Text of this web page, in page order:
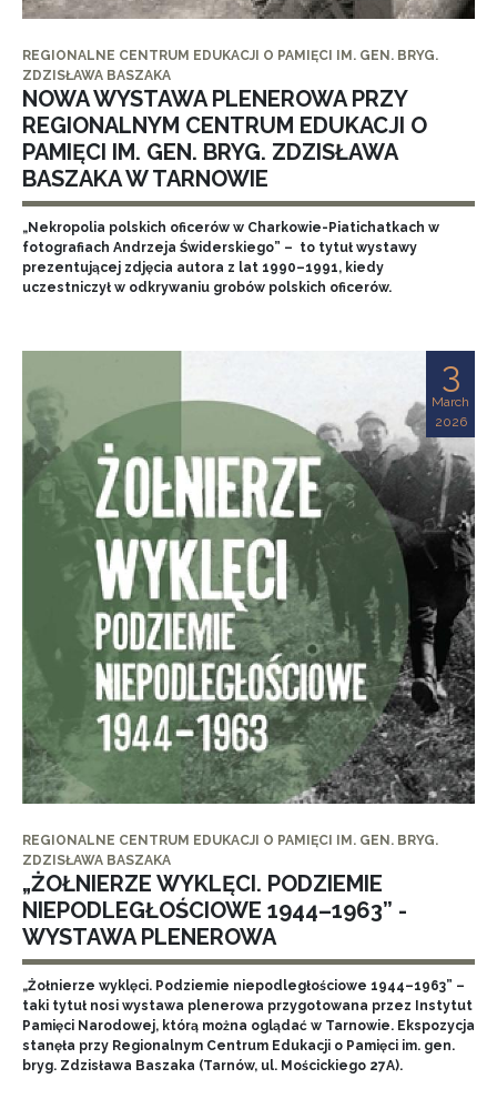
REGIONALNE CENTRUM EDUKACJI O PAMIĘCI IM. GEN. BRYG.
ZDZISŁAWA BASZAKA
NOWA WYSTAWA PLENEROWA PRZY
REGIONALNYM CENTRUM EDUKACJI O
PAMIĘCI IM. GEN. BRYG. ZDZISŁAWA
BASZAKA W TARNOWIE
„Nekropolia polskich oficerów w Charkowie-Piatichatkach w
fotografiach Andrzeja Świderskiego” – to tytuł wystawy
prezentującej zdjęcia autora z lat 1990–1991, kiedy
uczestniczył w odkrywaniu grobów polskich oficerów.
3
March
2026
REGIONALNE CENTRUM EDUKACJI O PAMIĘCI IM. GEN. BRYG.
ZDZISŁAWA BASZAKA
„ŻOŁNIERZE WYKLĘCI. PODZIEMIE
NIEPODLEGŁOŚCIOWE 1944–1963” -
WYSTAWA PLENEROWA
„Żołnierze wyklęci. Podziemie niepodległościowe 1944–1963” –
taki tytuł nosi wystawa plenerowa przygotowana przez Instytut
Pamięci Narodowej, którą można oglądać w Tarnowie. Ekspozycja
stanęła przy Regionalnym Centrum Edukacji o Pamięci im. gen.
bryg. Zdzisława Baszaka (Tarnów, ul. Mościckiego 27A).